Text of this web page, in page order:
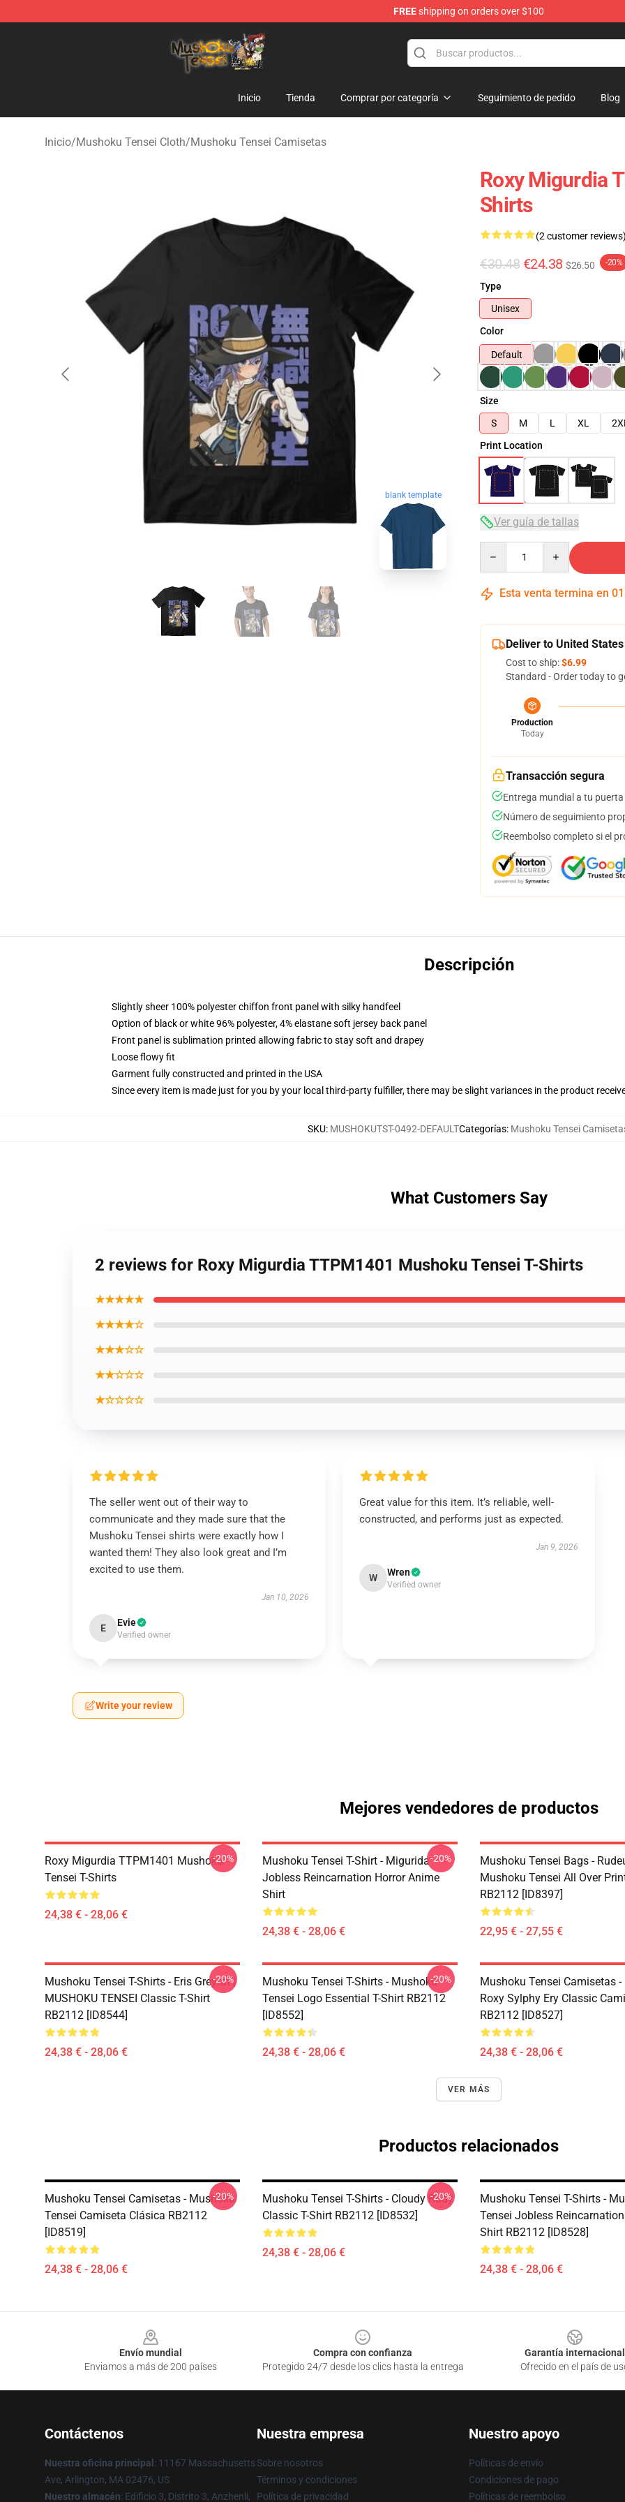
FREEshipping on orders over $100
Mushoku Tensei Store - Official Mushoku Tensei Merchandise Shop
Inicio Tienda Comprar por categoría Seguimiento de pedido Blog
Inicio/Mushoku Tensei Cloth/Mushoku Tensei Camisetas
blank template
Roxy Migurdia
Shirts
(2 customer reviews)
€30.48 €24.38 $26.50 -20%
Type
Unisex
Color
Default
Size
S
M L XL 2XL
Print Location
Ver guía de tallas
Esta venta termina en 01
Deliver to United States
Cost to ship:$6.99
Standard - Order today to
Production
Today
Transacción segura
Entrega mundial a tu puerta
Número de seguimiento
Reembolso completo si el
Descripción
Slightly sheer 100% polyester chiffon front panel with silky handfeel
Option of black or white 96% polyester, 4% elastane soft jersey back panel
Front panel is sublimation printed allowing fabric to stay soft and drapey
Loose flowy fit
Garment fully constructed and printed in the USA
Since every item is made just for you by your local third-party fulfiller, there may be slight variances in the product
SKU: MUSHOKUTST-0492-DEFAULTCategorías: Mushoku Tensei
What Customers Say
2 reviews for Roxy Migurdia TTPM1401 Mushoku Tensei T-Shirts
★★★★★
★★★★☆
★★★☆☆
★★☆☆☆
★☆☆☆☆
The seller went out of their way to
communicate and they made sure that the
Mushoku Tensei shirts were exactly how I
wanted them! They also look great and I’m
excited to use them.
Jan 10, 2026
E Evie
Verified owner
Great value for this item. It’s reliable, well-
constructed, and performs just as expected.
Jan 9, 2026
W Wren
Verified owner
Write your review
Mejores vendedores de productos
Roxy Migurdia TTPM1401 Mushoku
Tensei T-Shirts
24,38 € - 28,06 €
-20%
Mushoku Tensei T-Shirt - Migurida
Jobless Reincarnation Horror Anime
Shirt
24,38 € - 28,06 €
-20%
Mushoku Tensei Bags -
Mushoku Tensei All Over
RB2112 [ID8397]
22,95 € - 27,55 €
Mushoku Tensei T-Shirts - Eris Greyrat |
MUSHOKU TENSEI Classic T-Shirt
RB2112 [ID8544]
24,38 € - 28,06 €
-20%
Mushoku Tensei T-Shirts - Mushoku
Tensei Logo Essential T-Shirt RB2112
[ID8552]
24,38 € - 28,06 €
-20%
Mushoku Tensei Camisetas -
Roxy Sylphy Ery Classic
RB2112 [ID8527]
24,38 € - 28,06 €
VER MÁS
Productos relacionados
Mushoku Tensei Camisetas - Mushoku
Tensei Camiseta Clásica RB2112
[ID8519]
24,38 € - 28,06 €
-20%
Mushoku Tensei T-Shirts - Cloudy Rudy
Classic T-Shirt RB2112 [ID8532]
24,38 € - 28,06 €
-20%
Mushoku Tensei T-Shirts -
Tensei Jobless
Shirt RB2112 [ID8528]
24,38 € - 28,06 €
Envío mundial
Enviamos a más de 200 países
Compra con confianza
Protegido 24/7 desde los clics hasta la entrega
Garantía internacional
Ofrecido en el país de
Contáctenos
Nuestra oficina principal : 11167 Massachusetts
Ave, Arlington, MA 02476, US
Nuestro almacén: Edificio 3, Distrito 3, Anzhenli,
Nuestra empresa
Sobre nosotros
Términos y condiciones
Política de privacidad
Nuestro apoyo
Políticas de envío
Condiciones de pago
Políticas de reembolso